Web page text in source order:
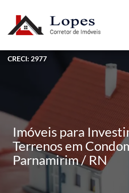
CRECI: 2977
Imóveis para
Terrenos em
Parnamirim / RN